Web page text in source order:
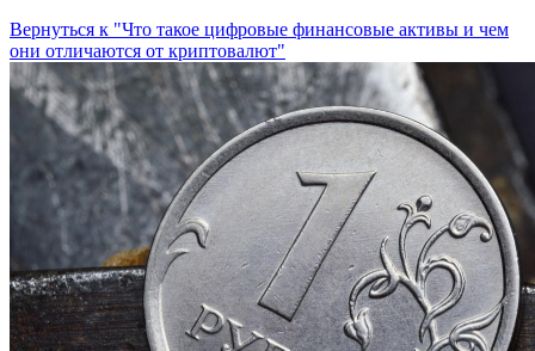
Вернуться к "Что такое цифровые финансовые активы и чем
они отличаются от криптовалют"